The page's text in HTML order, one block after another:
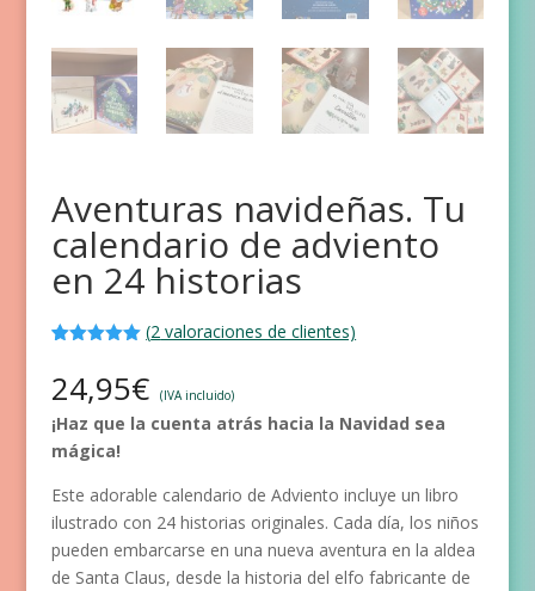
Aventuras navideñas. Tu
calendario de adviento
en 24 historias
5 en base
valoracione
clientes
(2 valoraciones de clientes)
24,95€ (IVA incluido)
¡Haz que la cuenta atrás hacia la Navidad sea
mágica!
Este adorable calendario de Adviento incluye un libro
ilustrado con 24 historias originales. Cada día, los niños
pueden embarcarse en una nueva aventura en la aldea
de Santa Claus, desde la historia del elfo fabricante de